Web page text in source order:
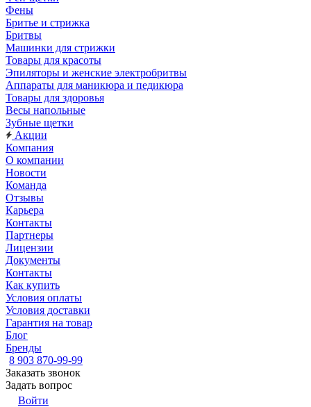
Фены
Бритье и стрижка
Бритвы
Машинки для стрижки
Товары для красоты
Эпиляторы и женские электробритвы
Аппараты для маникюра и педикюра
Товары для здоровья
Весы напольные
Зубные щетки
Акции
Компания
О компании
Новости
Команда
Отзывы
Карьера
Контакты
Партнеры
Лицензии
Документы
Контакты
Как купить
Условия оплаты
Условия доставки
Гарантия на товар
Блог
Бренды
8 903 870-99-99
Заказать звонок
Задать вопрос
Войти